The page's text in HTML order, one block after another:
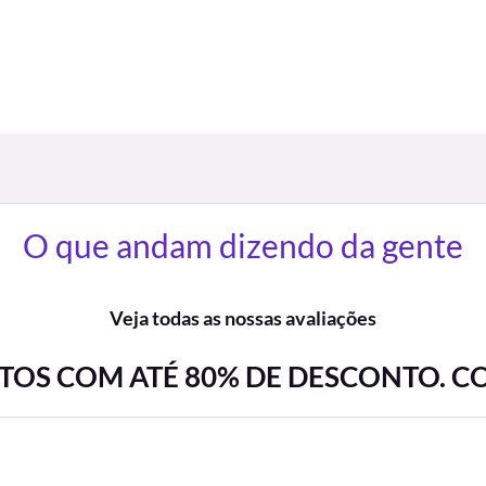
O que andam dizendo da gente
Veja todas as nossas avaliações
COM ATÉ 80% DE DESCONTO.